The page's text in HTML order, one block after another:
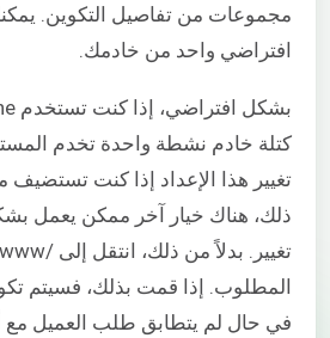
مجموعات من تفاصيل التكوين.
افتراضي واحد من خادمك.
تغيير هذا الإعداد إذا كنت
في حال لم يتطابق طلب العميل